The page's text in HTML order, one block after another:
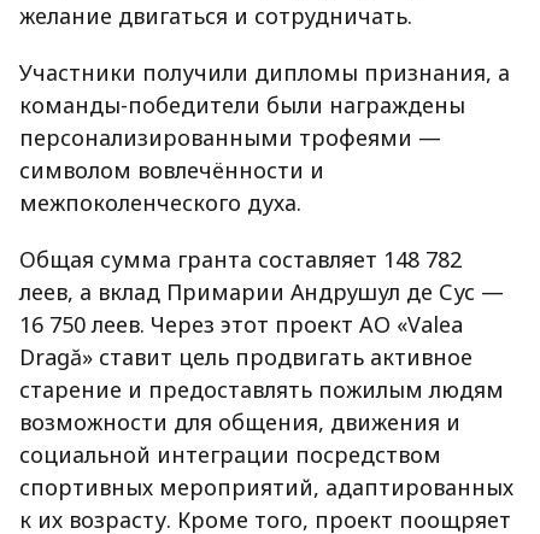
желание двигаться и сотрудничать.
Участники получили дипломы признания, а
команды-победители были награждены
персонализированными трофеями —
символом вовлечённости и
межпоколенческого духа.
Общая сумма гранта составляет 148 782
леев, а вклад Примарии Андрушул де Сус —
16 750 леев. Через этот проект AO «Valea
Dragă» ставит цель продвигать активное
старение и предоставлять пожилым людям
возможности для общения, движения и
социальной интеграции посредством
спортивных мероприятий, адаптированных
к их возрасту. Кроме того, проект поощряет